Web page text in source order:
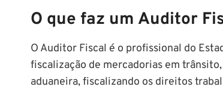
O que faz um Auditor
O Auditor Fiscal é o profissional do
fiscalização de mercadorias em
aduaneira, fiscalizando os direitos